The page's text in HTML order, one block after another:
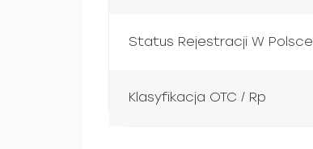
Status Rejestracji W Polsce
Klasyfikacja OTC / Rp